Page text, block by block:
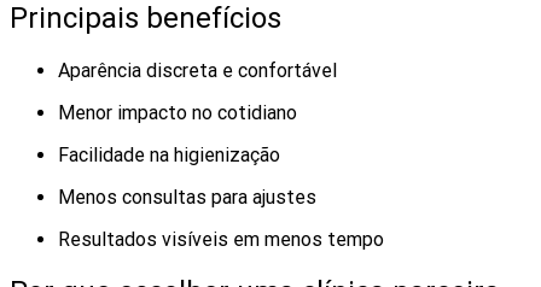
Principais benefícios
Aparência discreta e confortável
Menor impacto no cotidiano
Facilidade na higienização
Menos consultas para ajustes
Resultados visíveis em menos tempo